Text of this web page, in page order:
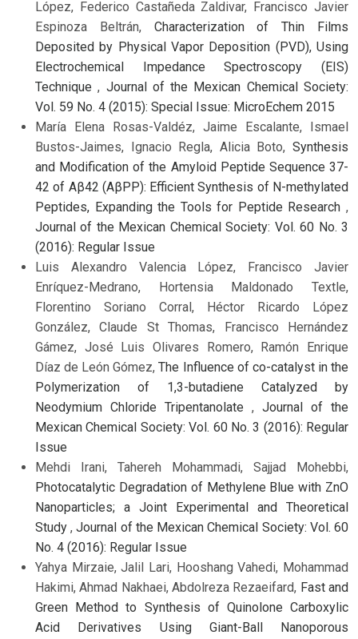
López, Federico Castañeda Zaldivar, Francisco Javier
Espinoza Beltrán, Characterization of Thin Films
Deposited by Physical Vapor Deposition (PVD), Using
Electrochemical Impedance Spectroscopy (EIS)
Technique, Journal of the Mexican Chemical Society:
Vol. 59 No. 4 (2015): Special Issue: MicroEchem 2015
María Elena Rosas-Valdéz, Jaime Escalante, Ismael
Bustos-Jaimes, Ignacio Regla, Alicia Boto, Synthesis
and Modification of the Amyloid Peptide Sequence 37-
42 of Aβ42 (AβPP): Efficient Synthesis of N-methylated
Peptides, Expanding the Tools for Peptide Research ,
Journal of the Mexican Chemical Society: Vol. 60 No. 3
(2016): Regular Issue
Luis Alexandro Valencia López, Francisco Javier
Enríquez-Medrano, Hortensia Maldonado Textle,
Florentino Soriano Corral, Héctor Ricardo López
González, Claude St Thomas, Francisco Hernández
Gámez, José Luis Olivares Romero, Ramón Enrique
Díaz de León Gómez,The Influence of co-catalyst in the
Polymerization of 1,3-butadiene Catalyzed by
Neodymium Chloride Tripentanolate , Journal of the
Mexican Chemical Society: Vol. 60 No. 3 (2016): Regular
Issue
Mehdi Irani, Tahereh Mohammadi, Sajjad Mohebbi,
Photocatalytic Degradation of Methylene Blue with ZnO
Nanoparticles; a Joint Experimental and Theoretical
Study,Journal of the Mexican Chemical Society: Vol. 60
No. 4 (2016): Regular Issue
Yahya Mirzaie, Jalil Lari, Hooshang Vahedi, Mohammad
Hakimi, Ahmad Nakhaei, Abdolreza Rezaeifard, Fast and
Green Method to Synthesis of Quinolone Carboxylic
Acid Derivatives Using Giant-Ball Nanoporous